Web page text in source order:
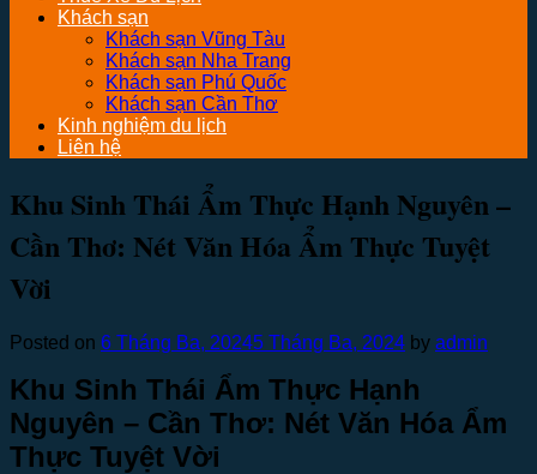
Khách sạn
Khách sạn Vũng Tàu
Khách sạn Nha Trang
Khách sạn Phú Quốc
Khách sạn Cần Thơ
Kinh nghiệm du lịch
Liên hệ
Khu Sinh Thái Ẩm Thực Hạnh Nguyên –
Cần Thơ: Nét Văn Hóa Ẩm Thực Tuyệt
Vời
Posted on 6 Tháng Ba, 20245 Tháng Ba, 2024 by admin
Khu Sinh Thái Ẩm Thực Hạnh
Nguyên – Cần Thơ: Nét Văn Hóa Ẩm
Thực Tuyệt Vời